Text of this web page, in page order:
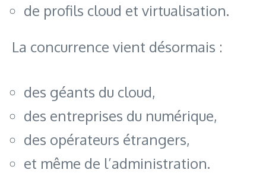
de profils cloud et virtualisation.
La concurrence vient désormais :
des géants du cloud,
des entreprises du numérique,
des opérateurs étrangers,
et même de l’administration.